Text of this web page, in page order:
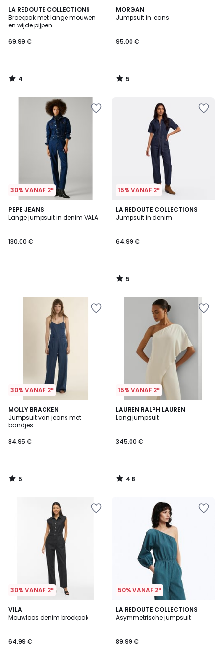
LA REDOUTE COLLECTIONS
Broekpak met lange mouwen
en wijde pijpen
69.99 €
4
/
5
4
/
MORGAN
Jumpsuit in jeans
95.00 €
5
/
5
/
30% VANAF 2*
PEPE JEANS
Lange jumpsuit in denim VALA
130.00 €
15% VANAF 2*
LA REDOUTE COLLECTIONS
Jumpsuit in denim
64.99 €
5
/
5
/
30% VANAF 2*
MOLLY BRACKEN
Jumpsuit van jeans met
bandjes
84.95 €
5
/
5
5
/
15% VANAF 2*
LAUREN RALPH LAUREN
Lang jumpsuit
345.00 €
4.8
/ 5
4.8
/
30% VANAF 2*
VILA
Mouwloos denim broekpak
64.99 €
50% VANAF 2*
LA REDOUTE COLLECTIONS
Asymmetrische jumpsuit
89.99 €